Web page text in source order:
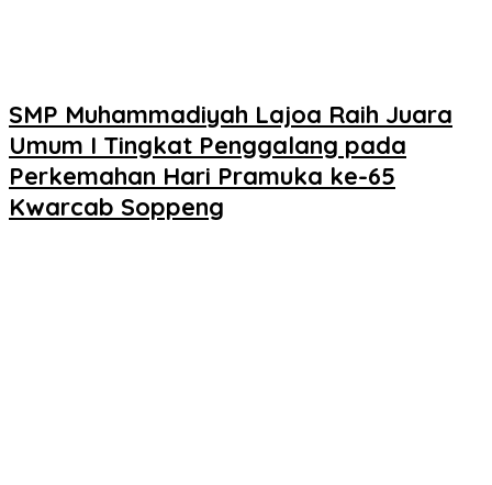
SMP Muhammadiyah Lajoa Raih Juara
Umum I Tingkat Penggalang pada
Perkemahan Hari Pramuka ke-65
Kwarcab Soppeng